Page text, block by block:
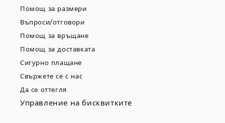
Помощ за размери
Въпроси/отговори
Помощ за връщане
Помощ за доставката
Сигурно плащане
Свържете се с нас
Да се оттегля
Управление на бисквитките